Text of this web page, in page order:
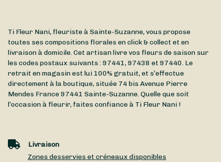
Ti Fleur Nani, fleuriste à Sainte-Suzanne, vous propose
toutes ses compositions florales en click & collect et en
livraison à domicile. Cet artisan livre vos fleurs de saison sur
les codes postaux suivants : 97441, 97438 et 97440. Le
retrait en magasin est lui 100% gratuit, et s’effectue
directement à la boutique, située 74 bis Avenue Pierre
Mendes France97441 Sainte-Suzanne. Quelle que soit
l’occasion à fleurir, faites confiance à Ti Fleur Nani !
Livraison
Zones desservies et créneaux disponibles